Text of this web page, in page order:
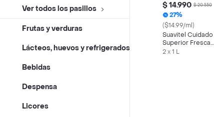
Ver todos los pasillos
Frutas y verduras
Lácteos, huevos y refrigerados
Bebidas
Despensa
Licores
$ 14.990 $ 20.550
27%
($14.99/ml)
Suavitel Cuidado
Superior Fresca
Primavera 1L x 2
2 x 1 L